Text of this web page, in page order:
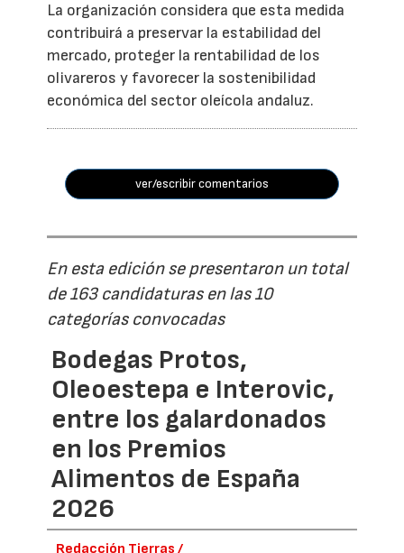
La organización considera que esta medida
contribuirá a preservar la estabilidad del
mercado, proteger la rentabilidad de los
olivareros y favorecer la sostenibilidad
económica del sector oleícola andaluz.
ver/escribir comentarios
En esta edición se presentaron un total
de 163 candidaturas en las 10
categorías convocadas
Bodegas Protos,
Oleoestepa e Interovic,
entre los galardonados
en los Premios
Alimentos de España
2026
Redacción Tierras /